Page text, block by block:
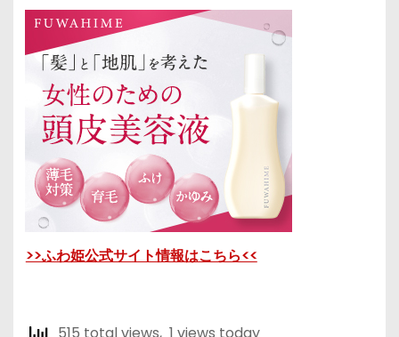
>>ふわ姫公式サイト情報はこちら<<
515 total views, 1 views today